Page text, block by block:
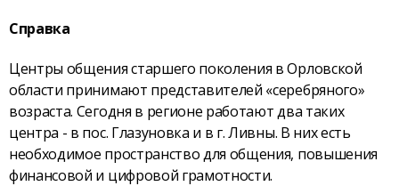
Справка
Центры общения старшего поколения в Орловской
области принимают представителей «серебряного»
возраста. Сегодня в регионе работают два таких
центра - в пос. Глазуновка и в г. Ливны. В них есть
необходимое пространство для общения, повышения
финансовой и цифровой грамотности.